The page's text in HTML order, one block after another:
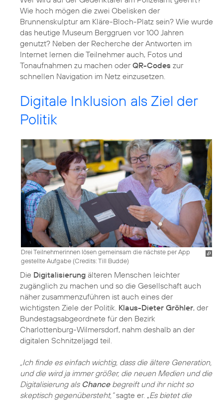
Wie hoch mögen die zwei Obelisken der
Brunnenskulptur am Kläre-Bloch-Platz sein? Wie wurde
das heutige Museum Berggruen vor 100 Jahren
genutzt? Neben der Recherche der Antworten im
Internet lernen die Teilnehmer auch, Fotos und
Tonaufnahmen zu machen oderQR-Codes zur
Digitale Inklusion als Ziel der
Politik
Drei Teilnehmerinnen lösen gemeinsam die nächste per App
gestellte Aufgabe (Credits: Till Budde)
Die Digitalisierung älteren Menschen leichter
zugänglich zu machen und so die Gesellschaft auch
näher zusammenzuführen ist auch eines der
wichtigsten Ziele der Politik. Klaus-Dieter Gröhler, der
Bundestagsabgeordnete für den Bezirk
Charlottenburg-Wilmersdorf, nahm deshalb an der
digitalen Schnitzeljagd teil.
„Ich finde es einfach wichtig, dass die ältere Generation,
und die wird ja immer größer, die neuen Medien und die
Digitalisierung als Chancebegreift und ihr nicht so
skeptisch gegenübersteht,“sagte er. „Es bietet die